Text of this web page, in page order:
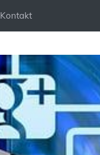
Kontakt